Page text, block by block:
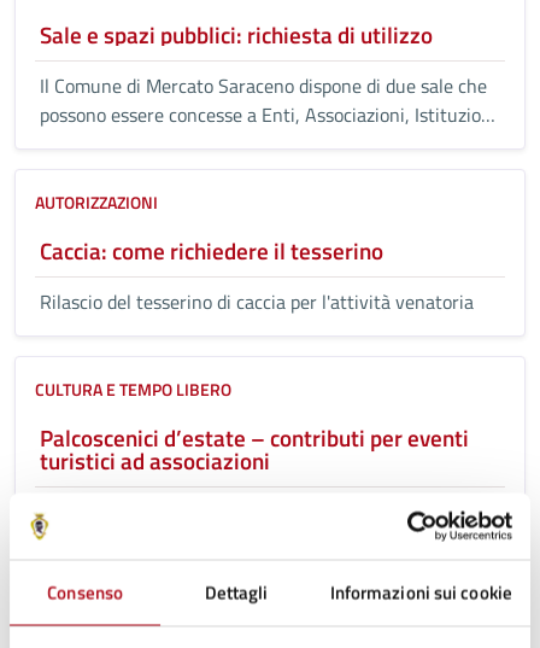
Consenso Dettagli Informazioni sui cookie
Sale e spazi pubblici: richiesta di utilizzo
Il Comune di Mercato Saraceno dispone di due sale che
possono essere concesse a Enti, Associazioni, Istituzioni
Scolastiche, Gruppi pubblici e privati per lo svolgimento
di iniziative con scopi culturali artistici, didattici ed
educativi
AUTORIZZAZIONI
Caccia: come richiedere il tesserino
Rilascio del tesserino di caccia per l'attività venatoria
CULTURA E TEMPO LIBERO
Palcoscenici d’estate – contributi per eventi
turistici ad associazioni
A seguito di un avviso pubblico finalizzato alla
programmazione estiva del calendario "Palcoscenici
RUNTS che intendono organizzare eventi, possono
presentare richiesta di contributo.
Tutti i servizi